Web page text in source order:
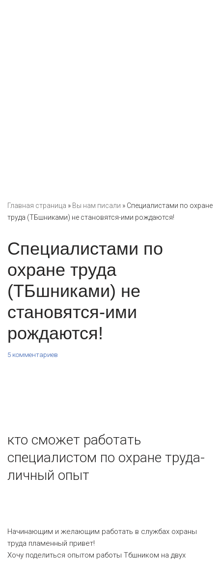
Главная страница » Вы нам писали » Специалистами по охране
труда (ТБшниками) не становятся-ими рождаются!
Специалистами по
охране труда
(ТБшниками) не
становятся-ими
рождаются!
5 комментариев
кто сможет работать
специалистом по охране труда-
личный опыт
Начинающим и желающим работать в службах охраны
труда пламенный привет!
Хочу поделиться опытом работы Тбшником на двух